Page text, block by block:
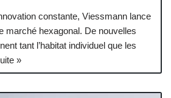
constante, Viessmann lance
marché hexagonal. De nouvelles
tant l’habitat individuel que les
»